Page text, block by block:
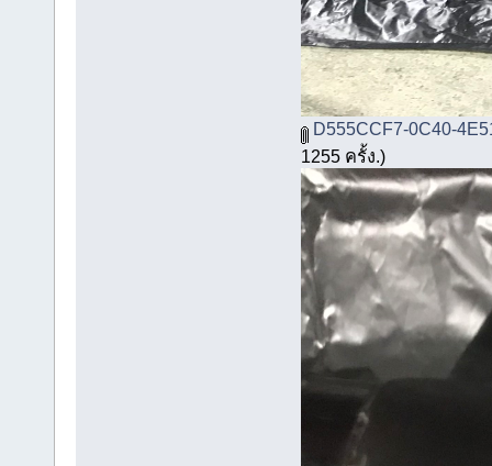
D555CCF7-0C40-
1255 ครั้ง.)